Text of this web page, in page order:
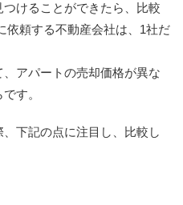
けることができたら、比較
依頼する不動産会社は、1社だ
アパートの売却価格が異な
す。
下記の点に注目し、比較し